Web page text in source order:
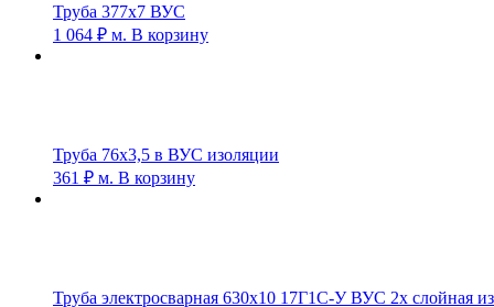
Труба 377х7 ВУС
1 064 ₽ м. В корзину
Труба 76х3,5 в ВУС изоляции
361 ₽ м. В корзину
Труба электросварная 630х10 17Г1С-У ВУС 2х слойная